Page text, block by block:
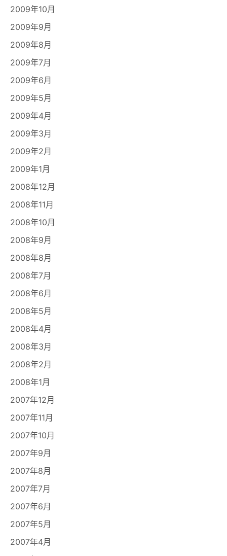
2009年10月
2009年9月
2009年8月
2009年7月
2009年6月
2009年5月
2009年4月
2009年3月
2009年2月
2009年1月
2008年12月
2008年11月
2008年10月
2008年9月
2008年8月
2008年7月
2008年6月
2008年5月
2008年4月
2008年3月
2008年2月
2008年1月
2007年12月
2007年11月
2007年10月
2007年9月
2007年8月
2007年7月
2007年6月
2007年5月
2007年4月